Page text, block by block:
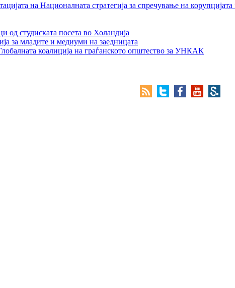
на Националната стратегија за спречување на
од студиската посета во Холандија
за младите и медиуми на заедницата
коалиција на граѓанското општество за УНКАК